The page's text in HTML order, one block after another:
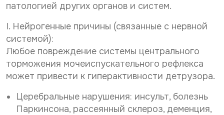
патологией других органов и систем.
I. Нейрогенные причины (связанные с нервной
системой):
Любое повреждение системы центрального
торможения мочеиспускательного рефлекса
может привести к гиперактивности детрузора.
Церебральные нарушения: инсульт, болезнь
Паркинсона, рассеянный склероз, деменция,